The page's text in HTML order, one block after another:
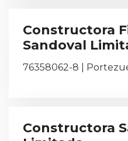
Constructora
Sandoval
76358062-8 |
Constructora